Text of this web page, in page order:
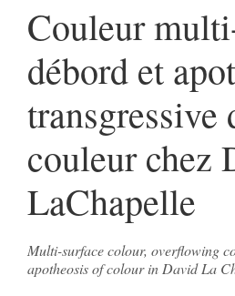
Couleur
débord et
transgressive
couleur chez
LaChapelle
Multi-surface colour, overflowing
apotheosis of colour in David La